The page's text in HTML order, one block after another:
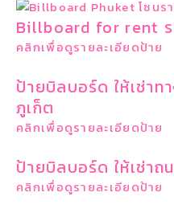
Billboard for rent ร
คลิกเพื่อดูรายละเอียดป้าย
ป้ายบิลบอร์ด ให้เช่าท
ภูเก็ต
คลิกเพื่อดูรายละเอียดป้าย
ป้ายบิลบอร์ด ให้เช่าถ
คลิกเพื่อดูรายละเอียดป้าย